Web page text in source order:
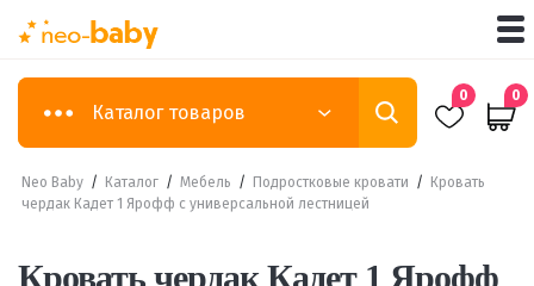
Каталог товаров
0 0
Neo Baby / Каталог / Мебель / Подростковые кровати /
Кровать
чердак Кадет 1 Ярофф с универсальной лестницей
Кровать чердак Кадет 1 Ярофф